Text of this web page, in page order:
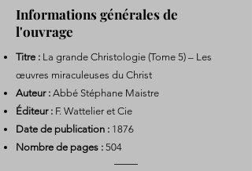
Informations générales de
l'ouvrage
Titre : La grande Christologie (Tome 5) – Les
œuvres miraculeuses du Christ
Auteur : Abbé Stéphane Maistre
Éditeur : F. Wattelier et Cie
Date de publication : 1876
Nombre de pages : 504